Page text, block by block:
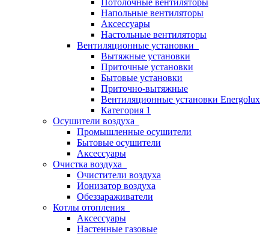
Потолочные вентиляторы
Напольные вентиляторы
Аксессуары
Настольные вентиляторы
Вентиляционные установки
Вытяжные установки
Приточные установки
Бытовые установки
Приточно-вытяжные
Вентиляционные установки Energolux
Категория 1
Осушители воздуха
Промышленные осушители
Бытовые осушители
Аксессуары
Очистка воздуха
Очистители воздуха
Ионизатор воздуха
Обеззараживатели
Котлы отопления
Аксессуары
Настенные газовые